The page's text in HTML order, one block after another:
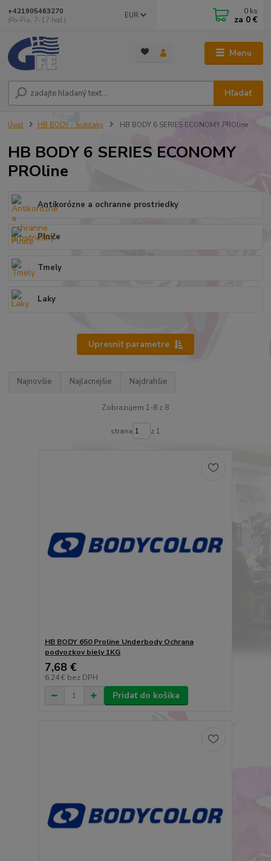
Menu
EUR
Hľadať
+421905463270
(Po-Pia, 7-17 hod.)
0 ks
za 0 €
Úvod HB BODY - autolaky HB BODY 6 SERIES ECONOMY PROline
HB BODY 6 SERIES ECONOMY
PROline
Antikorózne a ochranne prostriedky
Plniče
Tmely
Laky
Upresniť parametre
Najnovšie Najlacnejšie Najdrahšie
Zobrazujem 1-8 z 8
strana z 1
HB BODY 650 Proline Underbody Ochrana
podvozkov biely 1KG
7,68 €
6,24 € bez DPH
Pridať do košíka